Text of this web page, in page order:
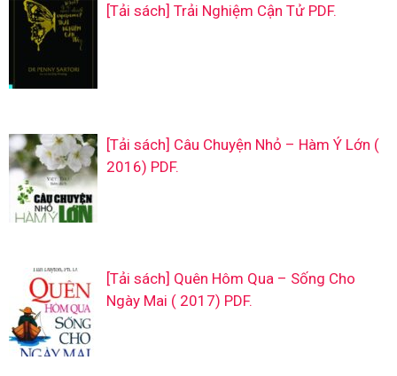
[Tải sách] Trải Nghiệm Cận Tử PDF.
[Tải sách] Câu Chuyện Nhỏ – Hàm Ý Lớn (
2016) PDF.
[Tải sách] Quên Hôm Qua – Sống Cho
Ngày Mai ( 2017) PDF.